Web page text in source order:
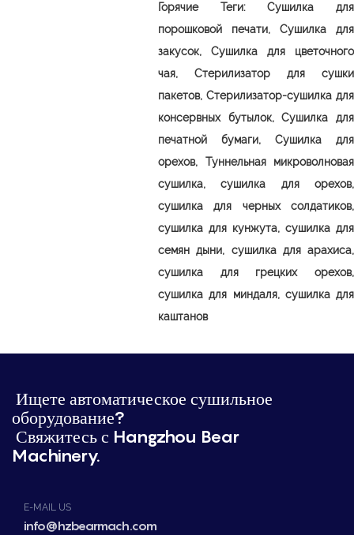
Горячие Теги:Сушилка для
порошковой печати, Сушилка для
закусок, Сушилка для цветочного
чая, Стерилизатор для сушки
пакетов, Стерилизатор-сушилка для
консервных бутылок,Сушилка для
печатной бумаги, Сушилка для
орехов, Туннельная микроволновая
сушилка, сушилка для орехов,
сушилка для черных солдатиков,
сушилка для кунжута, сушилка для
семян дыни, сушилка для арахиса,
сушилка для грецких орехов,
сушилка для миндаля, сушилка для
каштанов
Ищете автоматическое сушильное
оборудование?
Свяжитесь с Hangzhou Bear
Machinery.
E-MAIL US
info@hzbearmach.com